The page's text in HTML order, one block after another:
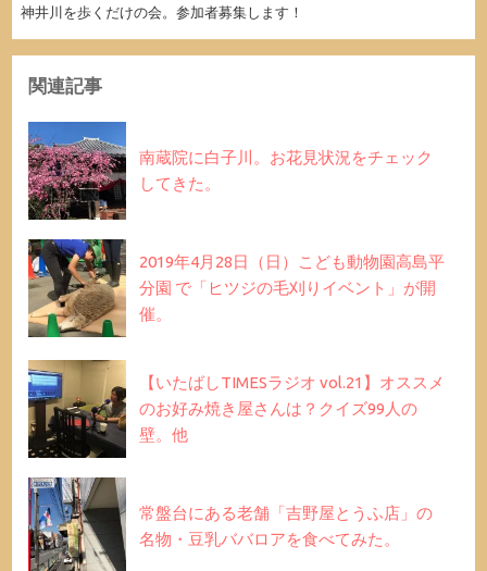
神井川を歩くだけの会。参加者募集します！
関連記事
南蔵院に白子川。お花見状況をチェック
してきた。
2019年4月28日（日）こども動物園高島平
分園 で「ヒツジの毛刈りイベント」が開
催。
【いたばしTIMESラジオ vol.21】オススメ
のお好み焼き屋さんは？クイズ99人の
壁。他
常盤台にある老舗「吉野屋とうふ店」の
名物・豆乳ババロアを食べてみた。